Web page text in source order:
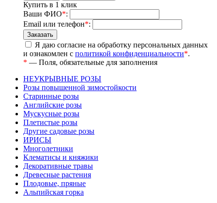
Купить в 1 клик
Ваши ФИО*:
Email или телефон*:
Я даю согласие на обработку персональных данных
и ознакомлен с политикой конфиденциальности*.
* — Поля, обязательные для заполнения
НЕУКРЫВНЫЕ РОЗЫ
Розы повышенной зимостойкости
Старинные розы
Английские розы
Мускусные розы
Плетистые розы
Другие садовые розы
ИРИСЫ
Многолетники
Клематисы и княжики
Декоративные травы
Древесные растения
Плодовые, пряные
Альпийская горка